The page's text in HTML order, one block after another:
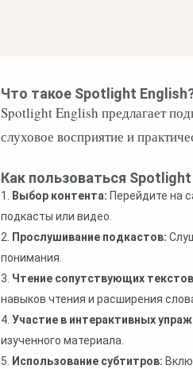
Что такое Spotlight
Spotlight English предлагает
слуховое восприятие и
Как пользоваться
1. Выбор контента: Перейдите на
подкасты или видео.
2.
Прослушивание подкастов:
понимания.
3. Чтение сопутствующих
навыков чтения и расширения
4. Участие в интерактивных
изученного материала.
5.
Использование субтитров: